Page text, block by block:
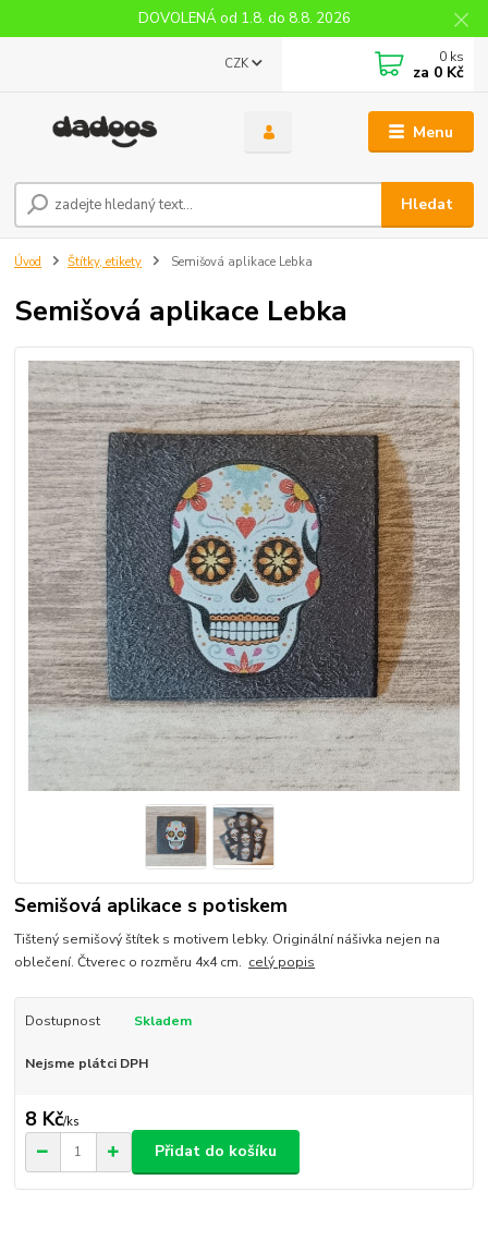
DOVOLENÁ od 1.8. do 8.8. 2026
Menu
CZK
Hledat
0 ks
za 0 Kč
Úvod Štítky, etikety Semišová aplikace Lebka
Semišová aplikace Lebka
Semišová aplikace s potiskem
Tištený semišový štítek s motivem lebky. Originální nášivka nejen na
oblečení. Čtverec o rozměru 4x4 cm. celý popis
Dostupnost Skladem
Nejsme plátci DPH
8 Kč/ks
Přidat do košíku